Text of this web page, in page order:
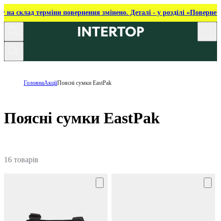
на склад терміни повернення змінено. Деталі - у розділі
ГоловнаАкціїПоясні сумки EastPak
Поясні сумки EastPak
16 товарів